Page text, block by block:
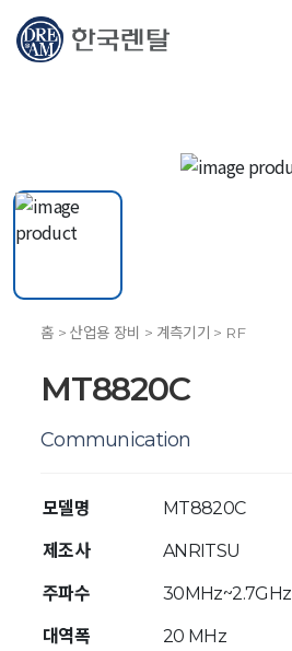
홈 > 산업용 장비 > 계측기기 > RF
MT8820C
Communication
모델명 MT8820C
제조사 ANRITSU
주파수 30MHz~2.7GHz
대역폭 20 MHz